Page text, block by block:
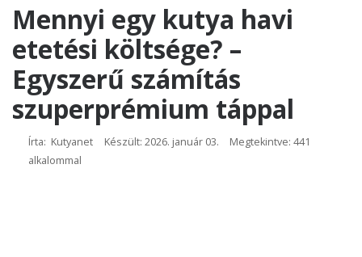
Mennyi egy kutya havi
etetési költsége? –
Egyszerű számítás
szuperprémium táppal
Írta: Kutyanet Készült: 2026. január 03.
Megtekintve: 441
alkalommal